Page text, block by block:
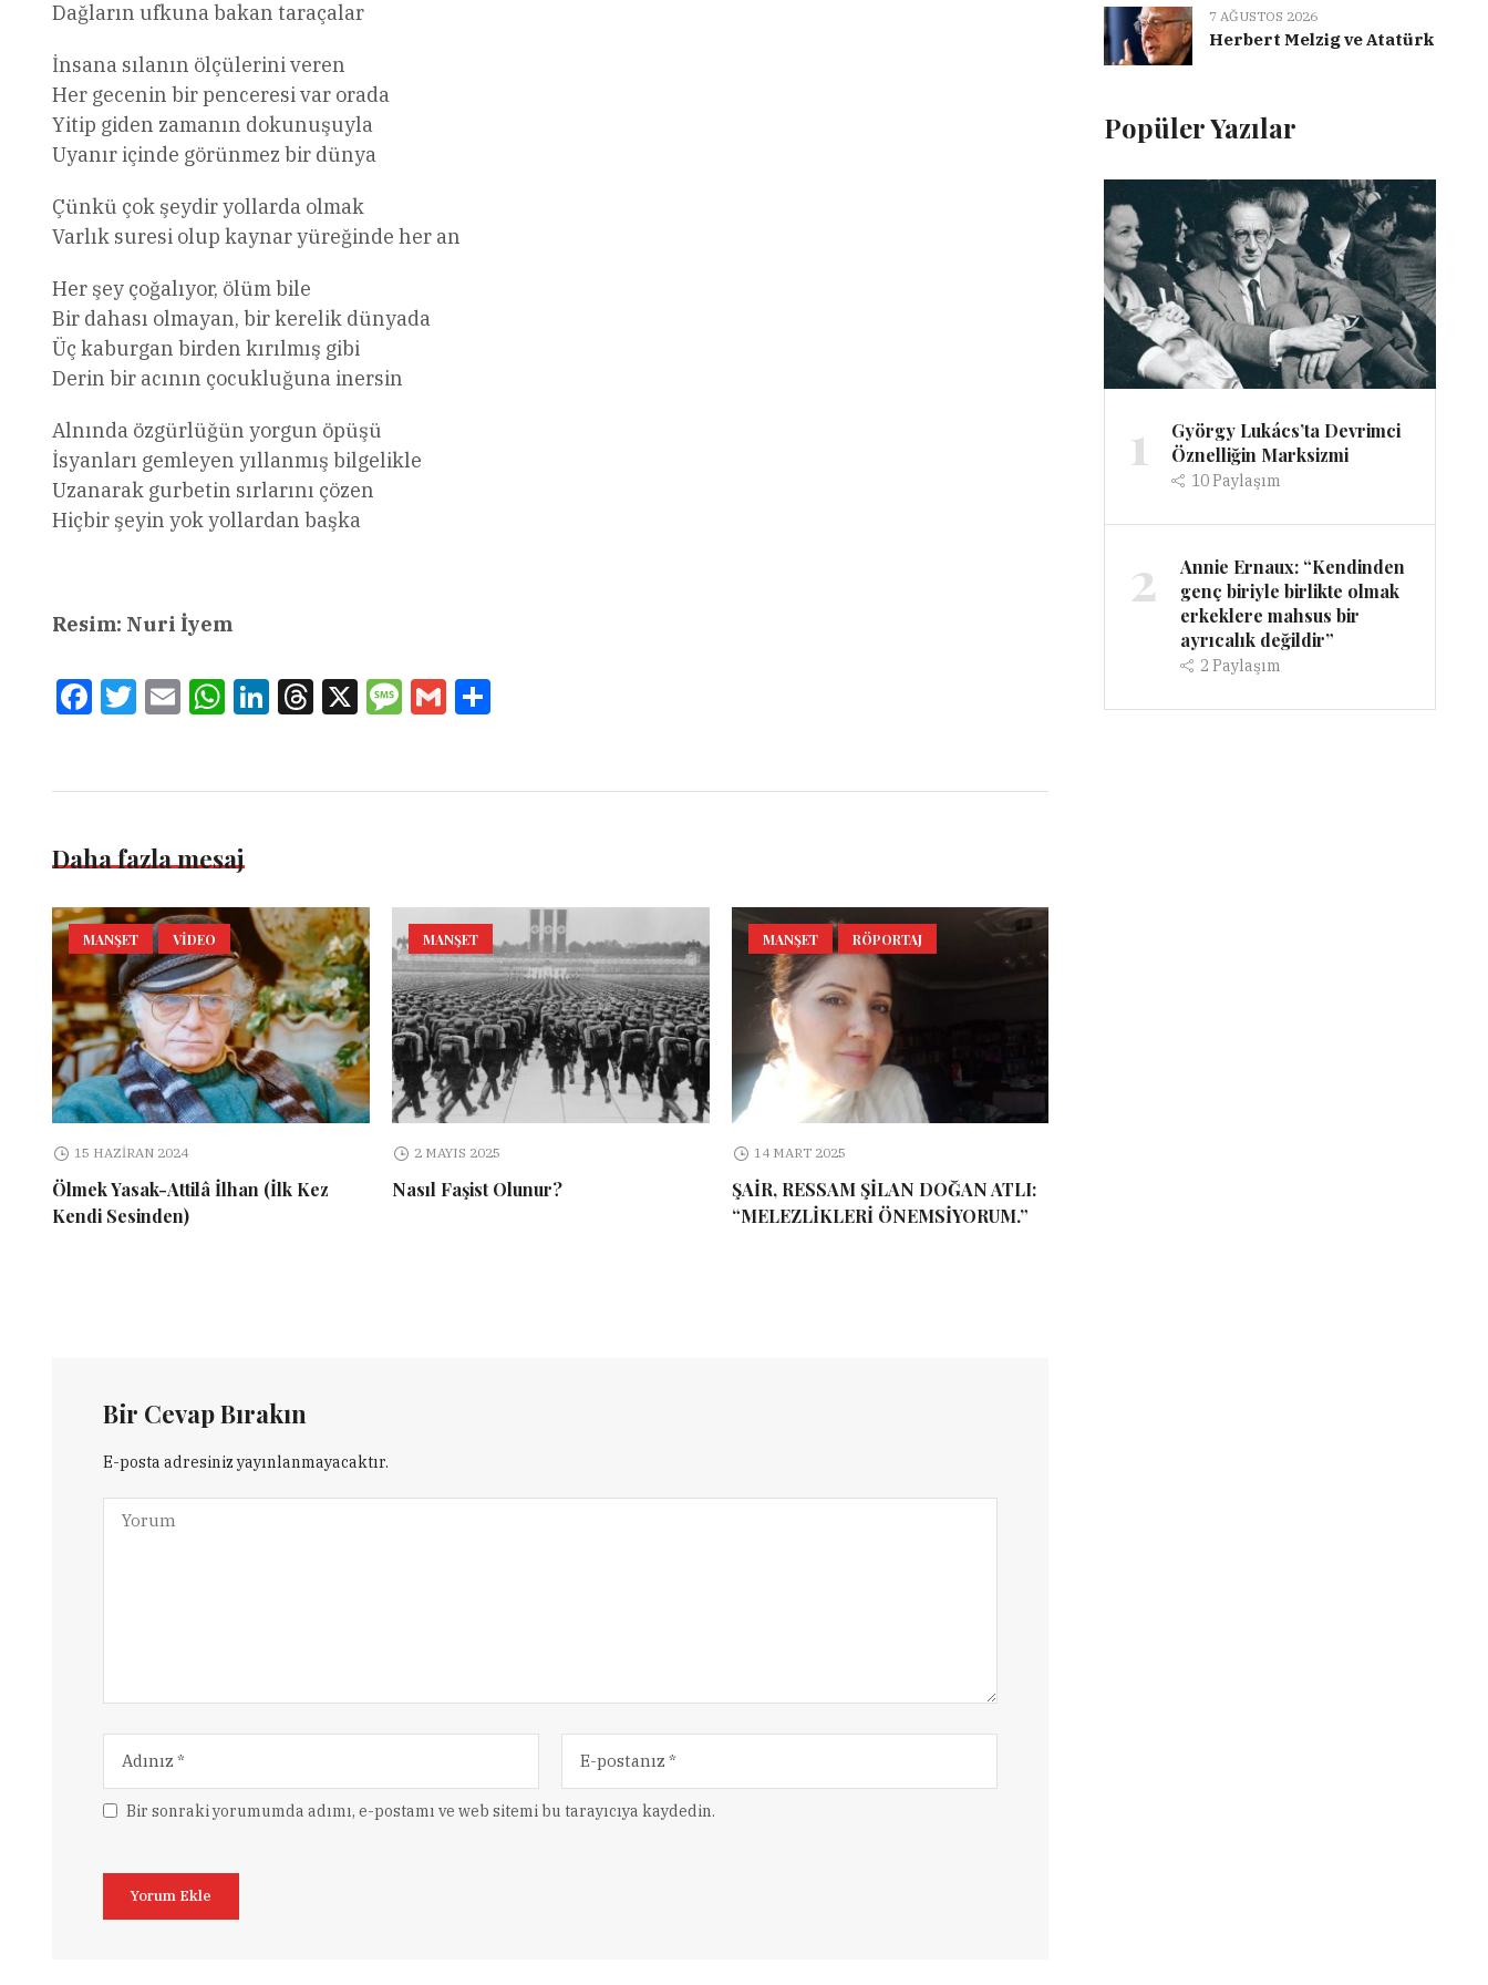
Dağların ufkuna bakan taraçalar
İnsana sılanın ölçülerini veren
Her gecenin bir penceresi var orada
Yitip giden zamanın dokunuşuyla
Uyanır içinde görünmez bir dünya
Çünkü çok şeydir yollarda olmak
Varlık suresi olup kaynar yüreğinde her an
Her şey çoğalıyor, ölüm bile
Bir dahası olmayan, bir kerelik dünyada
Üç kaburgan birden kırılmış gibi
Derin bir acının çocukluğuna inersin
Alnında özgürlüğün yorgun öpüşü
İsyanları gemleyen yıllanmış bilgelikle
Uzanarak gurbetin sırlarını çözen
Hiçbir şeyin yok yollardan başka
Resim: Nuri İyem
FacebookTwitterEmail WhatsAppLinkedInThreads
X Message
Gmail
Daha fazla mesaj
MANŞET VIDEO
15 HAZIRAN 2024
Ölmek Yasak-Attilâ İlhan (İlk Kez
Kendi Sesinden)
MANŞET
2 MAYIS 2025
Nasıl Faşist Olunur?
MANŞET RÖPORTAJ
14 MART 2025
ŞAİR, RESSAM ŞİLAN DOĞAN ATLI:
“MELEZLİKLERİ ÖNEMSİYORUM.”
Bir Cevap Bırakın
E-posta adresiniz yayınlanmayacaktır.
Bir sonraki yorumumda adımı, e-postamı ve web sitemi bu tarayıcıya kaydedin.
7 AĞUSTOS 2026
Herbert Melzig ve Atatürk
Popüler Yazılar
1
György Lukács’ta Devrimci
Öznelliğin Marksizmi
10Paylaşım
2
Annie Ernaux: “Kendinden
genç biriyle birlikte olmak
erkeklere mahsus bir
ayrıcalık değildir”
2Paylaşım